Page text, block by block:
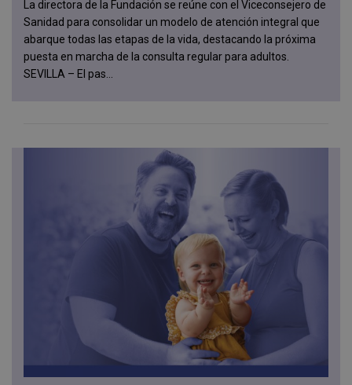
La directora de la Fundación se reúne con el Viceconsejero de
Sanidad para consolidar un modelo de atención integral que
abarque todas las etapas de la vida, destacando la próxima
puesta en marcha de la consulta regular para adultos.
SEVILLA – El pas...